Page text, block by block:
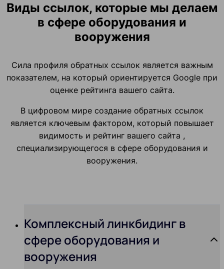
Виды ссылок, которые мы делаем
в сфере оборудования и
вооружения
Сила профиля обратных ссылок является важным
показателем, на который ориентируется Google при
оценке рейтинга вашего сайта.
В цифровом мире создание обратных ссылок
является ключевым фактором, который повышает
видимость и рейтинг вашего сайта ,
специализирующегося в сфере оборудования и
вооружения.
Комплексный линкбидинг в
сфере оборудования и
вооружения